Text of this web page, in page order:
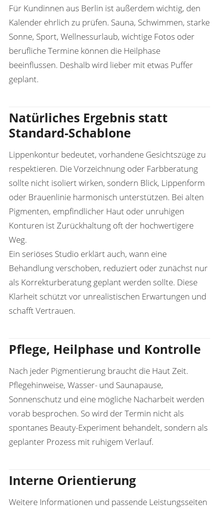
Für Kundinnen aus Berlin ist außerdem wichtig, den
Kalender ehrlich zu prüfen. Sauna, Schwimmen, starke
Sonne, Sport, Wellnessurlaub, wichtige Fotos oder
berufliche Termine können die Heilphase
beeinflussen. Deshalb wird lieber mit etwas Puffer
geplant.
Natürliches Ergebnis statt
Standard-Schablone
Lippenkontur bedeutet, vorhandene Gesichtszüge zu
respektieren. Die Vorzeichnung oder Farbberatung
sollte nicht isoliert wirken, sondern Blick, Lippenform
oder Brauenlinie harmonisch unterstützen. Bei alten
Pigmenten, empfindlicher Haut oder unruhigen
Konturen ist Zurückhaltung oft der hochwertigere
Weg.
Ein seriöses Studio erklärt auch, wann eine
Behandlung verschoben, reduziert oder zunächst nur
als Korrekturberatung geplant werden sollte. Diese
Klarheit schützt vor unrealistischen Erwartungen und
schafft Vertrauen.
Pflege, Heilphase und Kontrolle
Nach jeder Pigmentierung braucht die Haut Zeit.
Pflegehinweise, Wasser- und Saunapause,
Sonnenschutz und eine mögliche Nacharbeit werden
vorab besprochen. So wird der Termin nicht als
spontanes Beauty-Experiment behandelt, sondern als
geplanter Prozess mit ruhigem Verlauf.
Interne Orientierung
Weitere Informationen und passende Leistungsseiten